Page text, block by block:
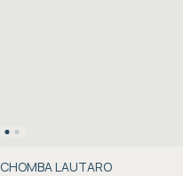
CHOMBA LAUTARO